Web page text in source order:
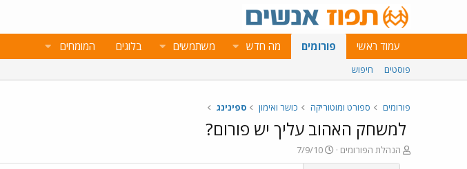
עמוד ראשי פורומים מה חדש משתמשים בלוגים המומחים
פוסטים חיפוש
פורומים ספורט ומוטוריקה כושר ואימון ספינינג
למשחק האהוב עליך יש פורום?
פ
ו
הנהלת הפורומים
פ
ו
7/9/10